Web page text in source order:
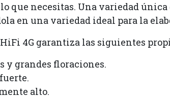
lo que necesitas. Una variedad
en una variedad ideal para la
4G garantiza las siguientes
y grandes floraciones.
alto.